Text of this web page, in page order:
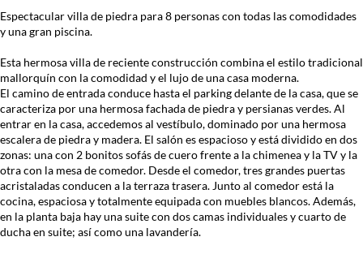
Espectacular villa de piedra para 8 personas con todas las comodidades
y una gran piscina.
Esta hermosa villa de reciente construcción combina el estilo tradicional
mallorquín con la comodidad y el lujo de una casa moderna.
El camino de entrada conduce hasta el parking delante de la casa, que se
caracteriza por una hermosa fachada de piedra y persianas verdes. Al
entrar en la casa, accedemos al vestíbulo, dominado por una hermosa
escalera de piedra y madera. El salón es espacioso y está dividido en dos
zonas: una con 2 bonitos sofás de cuero frente a la chimenea y la TV y la
otra con la mesa de comedor. Desde el comedor, tres grandes puertas
acristaladas conducen a la terraza trasera. Junto al comedor está la
cocina, espaciosa y totalmente equipada con muebles blancos. Además,
en la planta baja hay una suite con dos camas individuales y cuarto de
ducha en suite; así como una lavandería.